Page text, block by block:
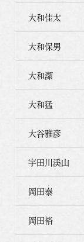
大和佳太
大和保男
大和潔
大和猛
大谷雅彦
宇田川渓山
岡田泰
岡田裕